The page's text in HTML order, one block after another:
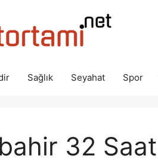
Sağlık Seyahat Spor
32